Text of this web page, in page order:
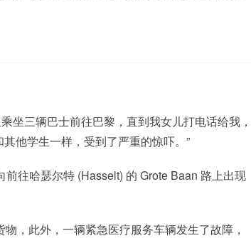
坐三辆巴士前往巴黎，直到我女儿打电话给我，
他学生一样，受到了严重的惊吓。”
往哈瑟尔特 (Hasselt) 的 Grote Baan 路上出现
，此外，一辆紧急医疗服务车辆发生了故障，